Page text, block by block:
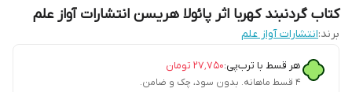
کتاب گردنبند کهربا اثر پائولا هریسن انتشارات آواز علم
برند:انتشارات آواز علم
هر قسط با ترب‌پی:۲۷٬۷۵۰ تومان
۴ قسط ماهانه. بدون سود، چک و ضامن.